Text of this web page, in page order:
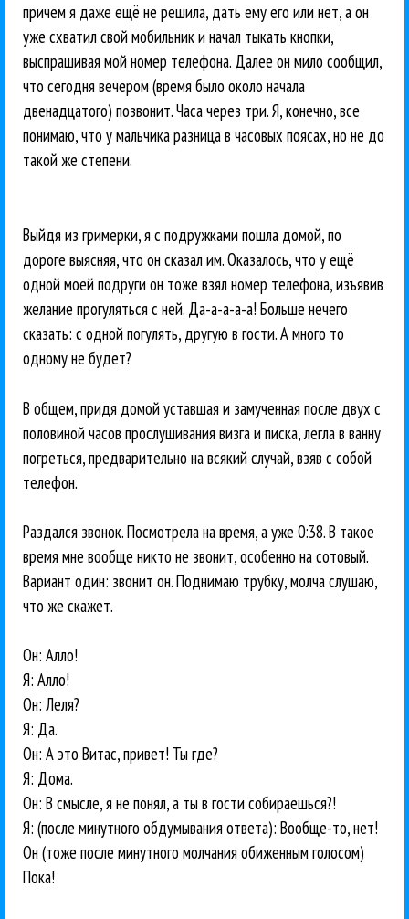
причем я даже ещё не решила, дать ему его или нет, а он
уже схватил свой мобильник и начал тыкать кнопки,
выспрашивая мой номер телефона. Далее он мило сообщил,
что сегодня вечером (время было около начала
двенадцатого) позвонит. Часа через три. Я, конечно, все
понимаю, что у мальчика разница в часовых поясах, но не до
такой же степени.
Выйдя из гримерки, я с подружками пошла домой, по
дороге выясняя, что он сказал им. Оказалось, что у ещё
одной моей подруги он тоже взял номер телефона, изъявив
желание прогуляться с ней. Да-а-а-а-а! Больше нечего
сказать: с одной погулять, другую в гости. А много то
одному не будет?
В общем, придя домой уставшая и замученная после двух с
половиной часов прослушивания визга и писка, легла в ванну
погреться, предварительно на всякий случай, взяв с собой
телефон.
Раздался звонок. Посмотрела на время, а уже 0:38. В такое
время мне вообще никто не звонит, особенно на сотовый.
Вариант один: звонит он. Поднимаю трубку, молча слушаю,
что же скажет.
Он: Алло!
Я: Алло!
Он: Леля?
Я: Да.
Он: А это Витас, привет! Ты где?
Я: Дома.
Он: В смысле, я не понял, а ты в гости собираешься?!
Я: (после минутного обдумывания ответа): Вообще-то, нет!
Он (тоже после минутного молчания обиженным голосом)
Пока!